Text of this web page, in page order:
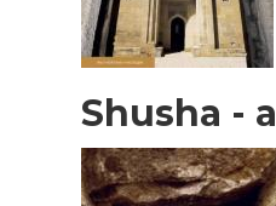
Shusha -